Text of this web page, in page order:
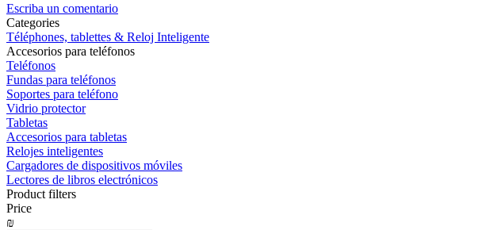
Escriba un comentario
Сategories
Téléphones, tablettes & Reloj Inteligente
Accesorios para teléfonos
Teléfonos
Fundas para teléfonos
Soportes para teléfono
Vidrio protector
Tabletas
Accesorios para tabletas
Relojes inteligentes
Cargadores de dispositivos móviles
Lectores de libros electrónicos
Product filters
Price
₪